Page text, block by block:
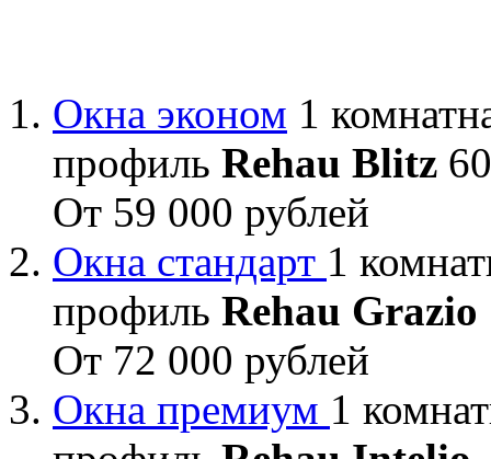
Окна эконом 1
профиль Rehau Blitz
От 59 000 рублей
Окна стандарт 1
профиль Rehau Grazio
От 72 000 рублей
Окна премиум 1